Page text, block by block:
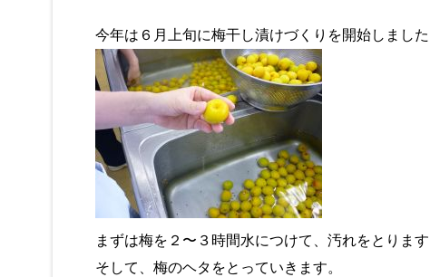
今年は６月上旬に梅干し漬けづくりを開始しました
まずは梅を２〜３時間水につけて、汚れをとりま
そして、梅のヘタをとっていきます。